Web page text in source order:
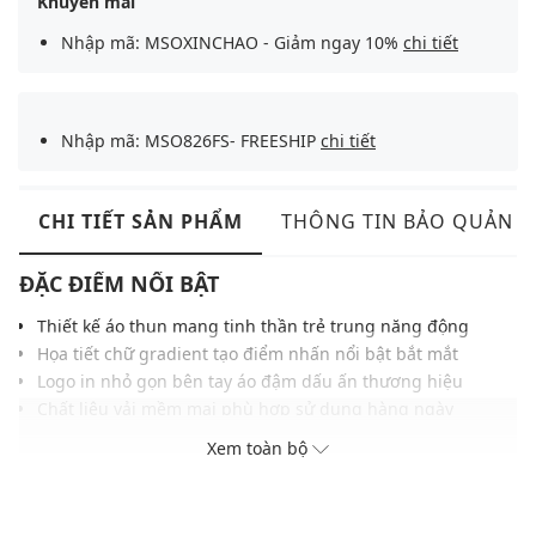
Nhập mã: MSOXINCHAO - Giảm ngay 10% chi tiết
Nhập mã: MSO826FS- FREESHIP chi tiết
CHI TIẾT SẢN PHẨM THÔNG TIN BẢO QUẢN
ĐẶC ĐIỂM NỔI BẬT
Thiết kế áo thun mang tinh thần trẻ trung năng động
Họa tiết chữ gradient tạo điểm nhấn nổi bật bắt mắt
Logo in nhỏ gọn bên tay áo đậm dấu ấn thương hiệu
Phom suông rộng tạo cảm giác thoải mái khi vận động
Tông màu tối giản giúp tổng thể thêm cá tính thời trang
Xem toàn bộ